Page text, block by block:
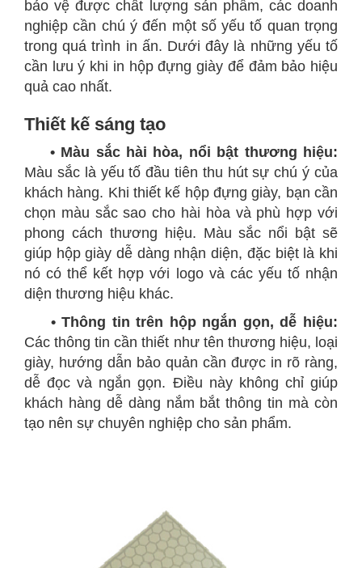
bảo vệ được chất lượng sản phẩm, các doanh
nghiệp cần chú ý đến một số yếu tố quan trọng
trong quá trình in ấn. Dưới đây là những yếu tố
cần lưu ý khi in hộp đựng giày để đảm bảo hiệu
quả cao nhất.
Thiết kế sáng tạo
• Màu sắc hài hòa, nổi bật thương hiệu:
Màu sắc là yếu tố đầu tiên thu hút sự chú ý của
khách hàng. Khi thiết kế hộp đựng giày, bạn cần
chọn màu sắc sao cho hài hòa và phù hợp với
phong cách thương hiệu. Màu sắc nổi bật sẽ
giúp hộp giày dễ dàng nhận diện, đặc biệt là khi
nó có thể kết hợp với logo và các yếu tố nhận
diện thương hiệu khác.
• Thông tin trên hộp ngắn gọn, dễ hiệu:
Các thông tin cần thiết như tên thương hiệu, loại
giày, hướng dẫn bảo quản cần được in rõ ràng,
dễ đọc và ngắn gọn. Điều này không chỉ giúp
khách hàng dễ dàng nắm bắt thông tin mà còn
tạo nên sự chuyên nghiệp cho sản phẩm.